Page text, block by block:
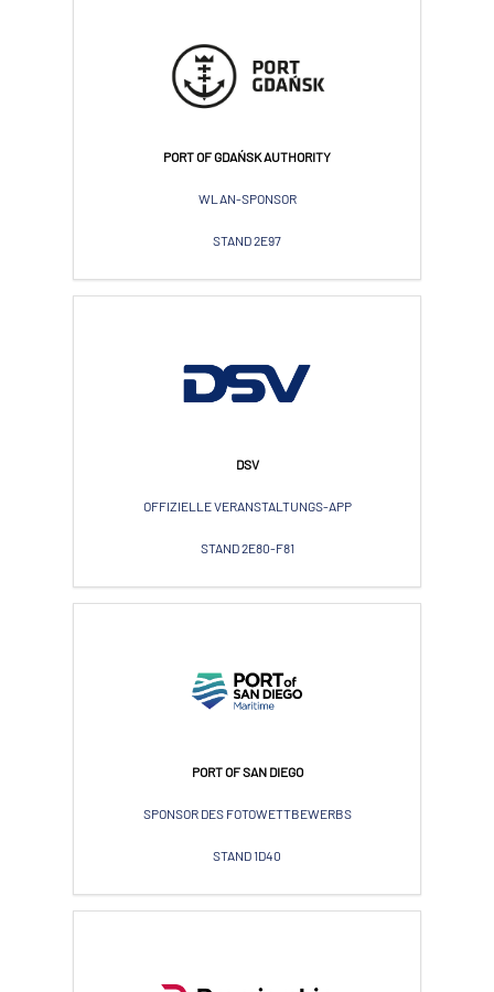
PORT OF GDAŃSK AUTHORITY
WLAN-SPONSOR
STAND 2E97
DSV
OFFIZIELLE VERANSTALTUNGS-APP
STAND 2E80-F81
PORT OF SAN DIEGO
SPONSOR DES FOTOWETTBEWERBS
STAND 1D40